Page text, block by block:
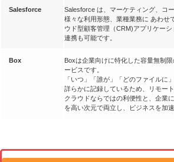
Salesforce
Salesforce は、マーケティング、コ
様々な利用形態、業種業務に あわせ
ウド型顧客管理（CRM)アプリケー
連携も可能です。
Box
Boxは企業向けに特化した容量無制
ービスです。
「いつ」「誰が」「どのファイルに
詳らかに記録しているため、リモー
クラウドならではの利便性と、企業
を高い次元で両立し、ビジネスを加